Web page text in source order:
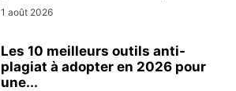
1 août 2026
Les 10 meilleurs outils anti-
plagiat à adopter en 2026 pour
une...